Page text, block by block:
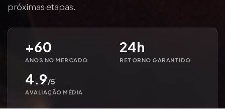
próximas etapas.
+60
ANOS NO MERCADO
24h
RETORNO GARANTIDO
4.9/5
AVALIAÇÃO MÉDIA